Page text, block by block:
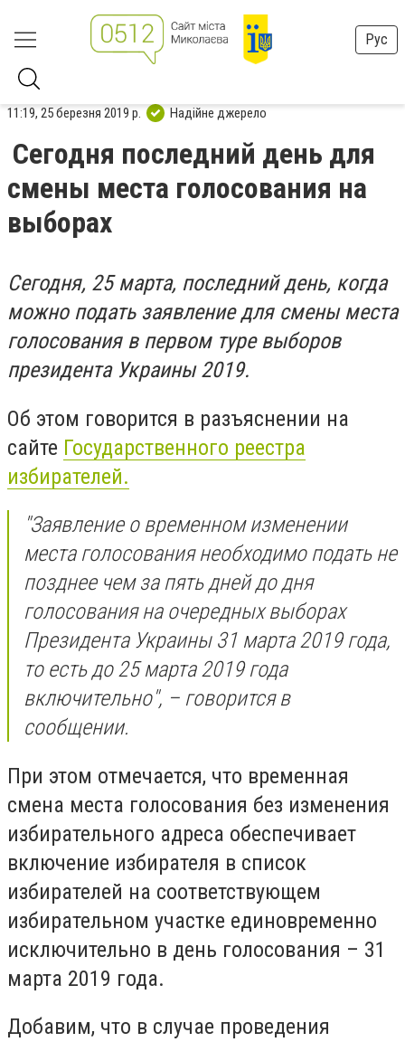
Рус
11:19, 25 березня 2019 р. Надійне джерело
Сегодня последний день для
смены места голосования на
выборах
Сегодня, 25 марта, последний день, когда
можно подать заявление для смены места
голосования в первом туре выборов
президента Украины 2019.
Об этом говорится в разъяснении на
сайте Государственного реестра
избирателей.
"Заявление о временном изменении
места голосования необходимо подать не
позднее чем за пять дней до дня
голосования на очередных выборах
Президента Украины 31 марта 2019 года,
то есть до 25 марта 2019 года
включительно", – говорится в
сообщении.
При этом отмечается, что временная
смена места голосования без изменения
избирательного адреса обеспечивает
включение избирателя в список
избирателей на соответствующем
избирательном участке единовременно
исключительно в день голосования – 31
марта 2019 года.
Добавим, что в случае проведения